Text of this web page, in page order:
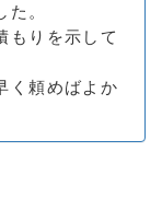
。
もりを示して
く頼めばよか